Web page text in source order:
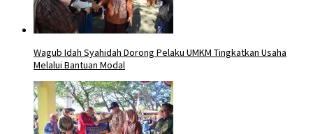
Wagub Idah Syahidah Dorong Pelaku UMKM Tingkatkan Usaha
Melalui Bantuan Modal